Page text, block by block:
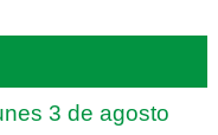
3 de agosto